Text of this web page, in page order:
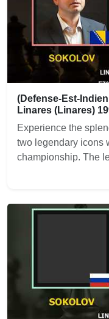
(Defense-Est-
Linares (Linares)
Experience the
two legendary icons
championship. The